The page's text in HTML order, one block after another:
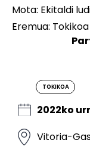
Mota: Ekitaldi
Eremua: Tokikoa
TOKIKOA
2022ko
Vitoria-